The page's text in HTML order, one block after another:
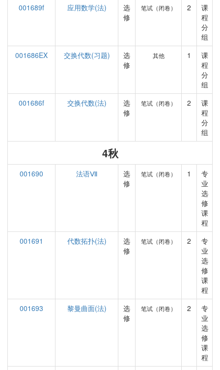
001689f
应用数学(法)
选
修
笔试（闭卷） 2
课
程
分
组
001686EX
交换代数(习题)
选
修
其他 1
课
程
分
组
001686f
交换代数(法)
选
修
笔试（闭卷） 2
课
程
分
组
4秋
001690 法语Ⅶ
选
修
笔试（闭卷） 1
专
业
选
修
课
程
001691
代数拓扑(法)
选
修
笔试（闭卷） 2
专
业
选
修
课
程
001693
黎曼曲面(法)
选
修
笔试（闭卷） 2
专
业
选
修
课
程